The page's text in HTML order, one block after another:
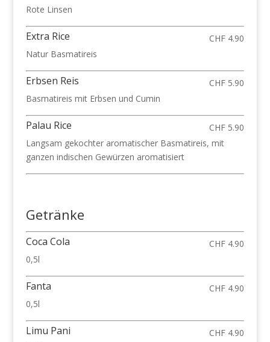
Rote Linsen
Extra Rice
CHF 4.90
Natur Basmatireis
Erbsen Reis
CHF 5.90
Basmatireis mit Erbsen und Cumin
Palau Rice
CHF 5.90
Langsam gekochter aromatischer Basmatireis, mit
ganzen indischen Gewürzen aromatisiert
Getränke
Coca Cola
CHF 4.90
0,5l
Fanta
CHF 4.90
0,5l
Limu Pani
CHF 4.90